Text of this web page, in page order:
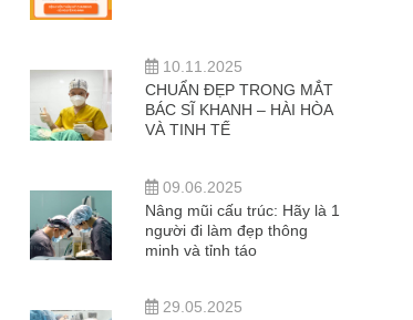
10.11.2025
CHUẨN ĐẸP TRONG MẮT
BÁC SĨ KHANH – HÀI HÒA
VÀ TINH TẾ
09.06.2025
Nâng mũi cấu trúc: Hãy là 1
người đi làm đẹp thông
minh và tỉnh táo
29.05.2025